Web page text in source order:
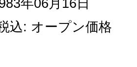
年06月16日
込: オープン価格